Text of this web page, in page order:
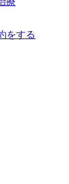
をする